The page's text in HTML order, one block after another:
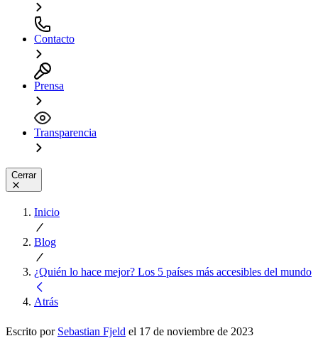
Contacto
Prensa
Transparencia
Cerrar
Inicio
Blog
¿Quién lo hace mejor? Los 5 países más accesibles del mundo
Atrás
Escrito por Sebastian Fjeld el 17 de noviembre de 2023